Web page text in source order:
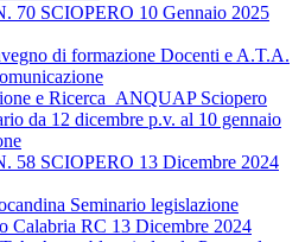
70 SCIOPERO 10 Gennaio 2025
di formazione Docenti e A.T.A.
e Ricerca_ANQUAP Sciopero
da 12 dicembre p.v. al 10 gennaio
58 SCIOPERO 13 Dicembre 2024
Seminario legislazione
Calabria RC 13 Dicembre 2024